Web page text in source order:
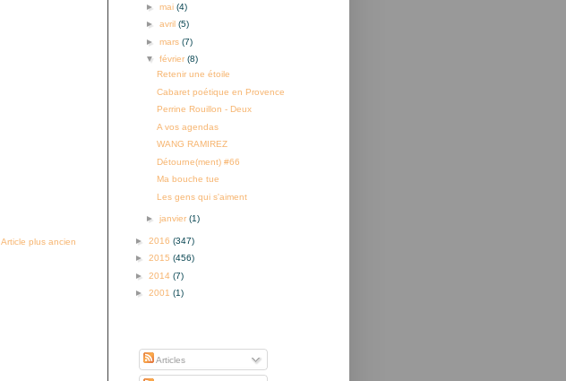
Article plus ancien
► mai (4)
► avril (5)
► mars (7)
▼ février (8)
Retenir une étoile
Cabaret poétique en Provence
Perrine Rouillon - Deux
A vos agendas
WANG RAMIREZ
Détourne(ment) #66
Ma bouche tue
Les gens qui s'aiment
► janvier (1)
► 2016 (347)
► 2015 (456)
► 2014 (7)
► 2001 (1)
Articles